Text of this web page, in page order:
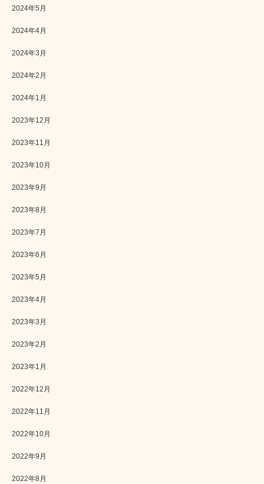
2024年5月
2024年4月
2024年3月
2024年2月
2024年1月
2023年12月
2023年11月
2023年10月
2023年9月
2023年8月
2023年7月
2023年6月
2023年5月
2023年4月
2023年3月
2023年2月
2023年1月
2022年12月
2022年11月
2022年10月
2022年9月
2022年8月